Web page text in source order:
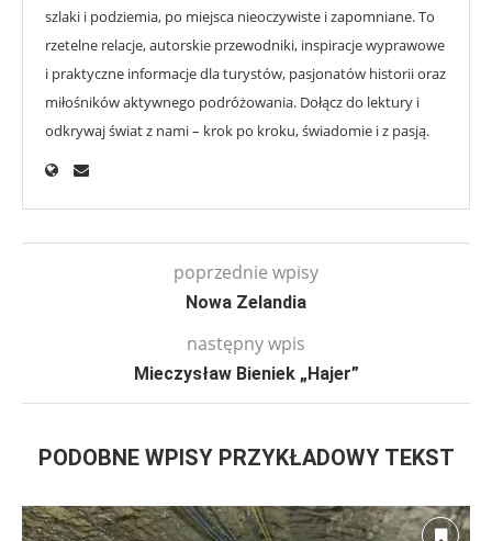
szlaki i podziemia, po miejsca nieoczywiste i zapomniane. To
rzetelne relacje, autorskie przewodniki, inspiracje wyprawowe
i praktyczne informacje dla turystów, pasjonatów historii oraz
miłośników aktywnego podróżowania. Dołącz do lektury i
odkrywaj świat z nami – krok po kroku, świadomie i z pasją.
poprzednie wpisy
Nowa Zelandia
następny wpis
Mieczysław Bieniek „Hajer”
PODOBNE WPISY PRZYKŁADOWY TEKST